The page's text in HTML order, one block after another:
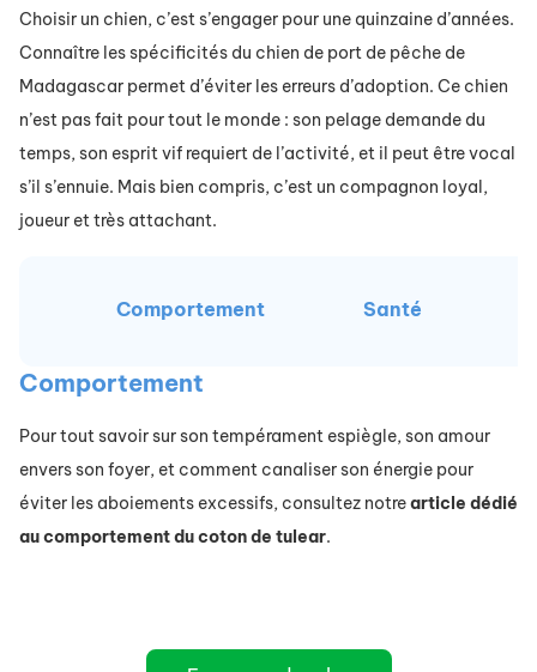
Choisir un chien, c’est s’engager pour une quinzaine d’années.
Connaître les spécificités du chien de port de pêche de
Madagascar permet d’éviter les erreurs d’adoption. Ce chien
n’est pas fait pour tout le monde : son pelage demande du
temps, son esprit vif requiert de l’activité, et il peut être vocal
s’il s’ennuie. Mais bien compris, c’est un compagnon loyal,
joueur et très attachant.
Comportement Santé
Comportement
Pour tout savoir sur son tempérament espiègle, son amour
envers son foyer, et comment canaliser son énergie pour
éviter les aboiements excessifs, consultez notrearticle dédié
au comportement du coton de tulear.